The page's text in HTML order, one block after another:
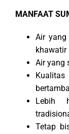
MANFAAT
Air yang
khawatir
Air yang
Kualitas
Lebih
Tetap